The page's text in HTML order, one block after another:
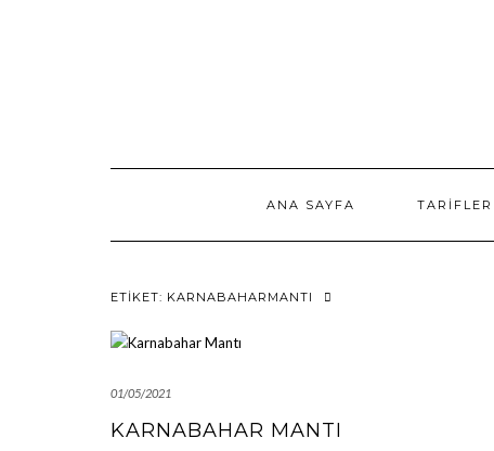
ANA SAYFA TARIFLER
ETIKET: KARNABAHARMANTI
01/05/2021
KARNABAHAR MANTI